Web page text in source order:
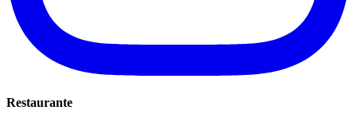
Restaurante